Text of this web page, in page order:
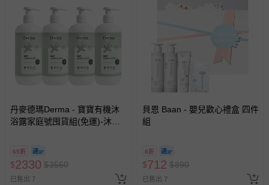
區，可能會無法配送，或須依據商品需加收離島運費。廠商
亦保留出貨與否的權利。離島、偏遠地區、樓層親送等加價
商品實際的配達日期，可於訂單個人資料內的查詢訂單內，
已出貨通知之訊息為主。
如您收到商品，請依正常流程檢查是否完好，若商品遇瑕疵
情形，您可申請更換新品或退貨，請見：
若您對於會員帳號、商品訂購與資訊、購物流程、付款方
式、折價券與購物金的使用、退貨及商品運送方式等有疑
預購商品：預購為海外同步代購，遇缺貨即會通知媽咪並協
助取消退款事宜。
丹麥德瑪Derma - 寶寶有機沐
浴露家庭號囤貨組(免運)-沐浴
65折
$2330 $3560
已售出 7
貝恩 Baan - 嬰兒歡心禮盒 四件
組
8折
$712 $890
已售出 7